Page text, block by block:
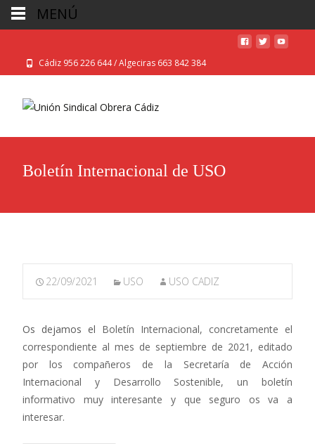
Cádiz 956 226 644 / Algeciras 663 842 384
Boletín Internacional de USO
22/09/2021 USO USO CADIZ
Os dejamos el Boletín Internacional, concretamente el
correspondiente al mes de septiembre de 2021, editado
por los compañeros de la Secretaría de Acción
Internacional y Desarrollo Sostenible, un boletín
informativo muy interesante y que seguro os va a
interesar.
MENÚ